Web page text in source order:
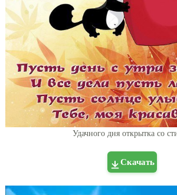
Удачного дня открытка со
Скачать